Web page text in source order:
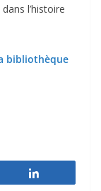
l’histoire
bibliothèque